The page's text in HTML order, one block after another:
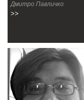
Дмитро Павличко
>>